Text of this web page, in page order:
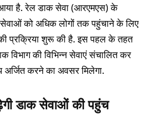
है. रेल डाक सेवा (आरएमएस) के
को अधिक लोगों तक पहुंचाने के लिए
प्रक्रिया शुरू की है. इस पहल के तहत
की विभिन्न सेवाएं संचालित कर
करने का अवसर मिलेगा.
डाक सेवाओं की पहुंच